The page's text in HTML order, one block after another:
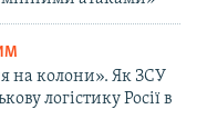
на колони». Як ЗСУ
логістику Росії в